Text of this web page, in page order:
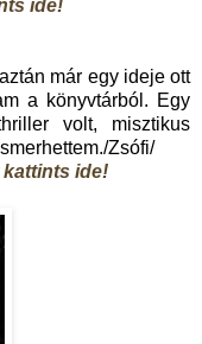
ide!
már egy ideje ott
a könyvtárból. Egy
volt, misztikus
Zsófi/
ide!